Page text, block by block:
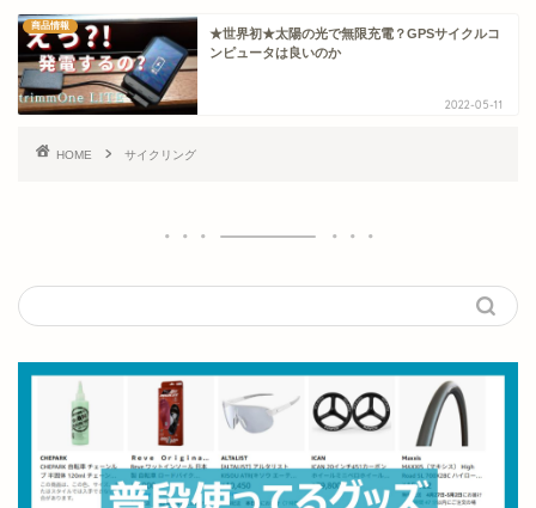
商品情報
★世界初★太陽の光で無限充電？GPSサイクルコ
ンピュータは良いのか
2022-05-11
HOME サイクリング